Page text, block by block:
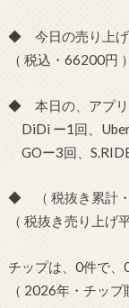
◆ 今日の売り上げ
（ 税込・66200円
◆ 本日の、アプリ
DiDi ー1回、
GOー3回、
◆ （ 税抜き累計・
（ 税抜き売り上げ
チップは、0件で、0
（ 2026年・チップ